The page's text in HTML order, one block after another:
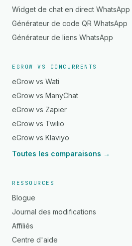
Widget de chat en direct WhatsApp
Générateur de code QR WhatsApp
Générateur de liens WhatsApp
EGROW VS CONCURRENTS
eGrow vs Wati
eGrow vs ManyChat
eGrow vs Zapier
eGrow vs Twilio
eGrow vs Klaviyo
Toutes les comparaisons →
RESSOURCES
Blogue
Journal des modifications
Affiliés
Centre d'aide